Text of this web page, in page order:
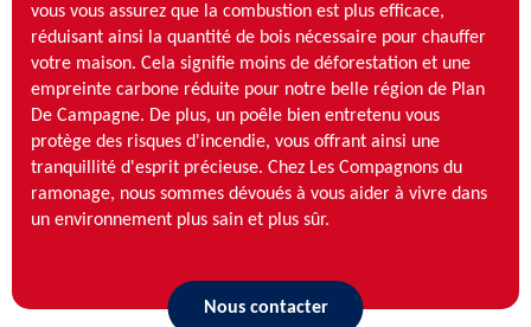
vous vous assurez que la combustion est plus efficace,
réduisant ainsi la quantité de bois nécessaire pour chauffer
votre maison. Cela signifie moins de déforestation et une
empreinte carbone réduite pour notre belle région de Plan
De Campagne. De plus, un poêle bien entretenu vous
protège des risques d'incendie, vous offrant ainsi une
tranquillité d'esprit précieuse. Chez Les Compagnons du
ramonage, nous sommes dévoués à vous aider à vivre dans
un environnement plus sain et plus sûr.
Nous contacter